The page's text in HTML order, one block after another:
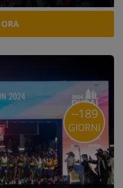
--189
GIORNI